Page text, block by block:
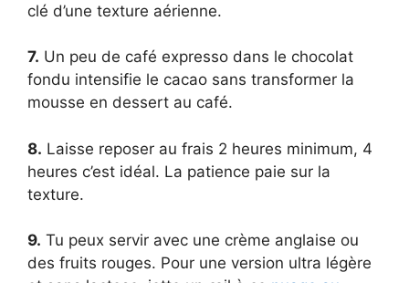
clé d’une texture aérienne.
7. Un peu de café expresso dans le chocolat
fondu intensifie le cacao sans transformer la
mousse en dessert au café.
8. Laisse reposer au frais 2 heures minimum, 4
heures c’est idéal. La patience paie sur la
texture.
9. Tu peux servir avec une crème anglaise ou
des fruits rouges. Pour une version ultra légère